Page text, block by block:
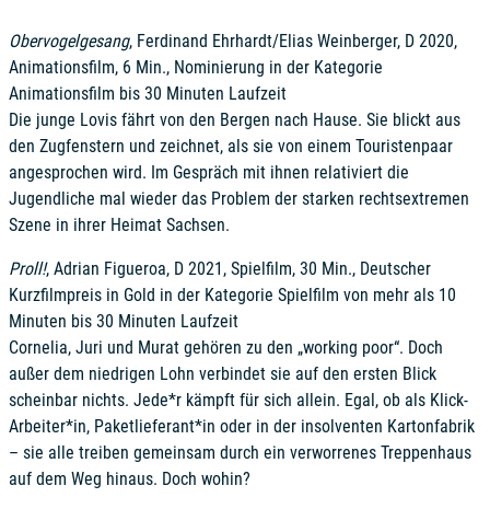
Obervogelgesang, Ferdinand Ehrhardt/Elias Weinberger, D 2020,
Animationsfilm, 6 Min., Nominierung in der Kategorie
Animationsfilm bis 30 Minuten Laufzeit
Die junge Lovis fährt von den Bergen nach Hause. Sie blickt aus
den Zugfenstern und zeichnet, als sie von einem Touristenpaar
angesprochen wird. Im Gespräch mit ihnen relativiert die
Jugendliche mal wieder das Problem der starken rechtsextremen
Szene in ihrer Heimat Sachsen.
Proll!, Adrian Figueroa, D 2021, Spielfilm, 30 Min., Deutscher
Kurzfilmpreis in Gold in der Kategorie Spielfilm von mehr als 10
Minuten bis 30 Minuten Laufzeit
Cornelia, Juri und Murat gehören zu den „working poor“. Doch
außer dem niedrigen Lohn verbindet sie auf den ersten Blick
scheinbar nichts. Jede*r kämpft für sich allein. Egal, ob als Klick-
Arbeiter*in, Paketlieferant*in oder in der insolventen Kartonfabrik
– sie alle treiben gemeinsam durch ein verworrenes Treppenhaus
auf dem Weg hinaus. Doch wohin?